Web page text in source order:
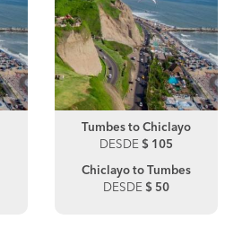
Tumbes to Chiclayo
DESDE $ 105
Chiclayo to Tumbes
DESDE $ 50